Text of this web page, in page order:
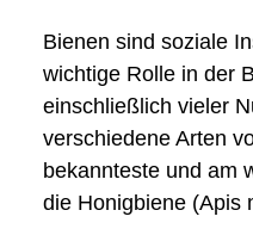
Bienen sind soziale
wichtige Rolle in der
einschließlich vieler
verschiedene Arten
bekannteste und am
die Honigbiene (Apis